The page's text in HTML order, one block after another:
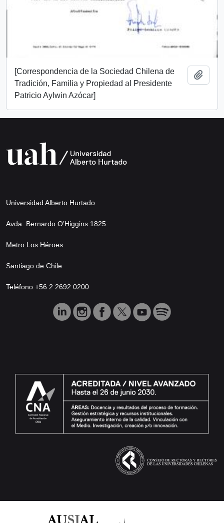
[Correspondencia de la Sociedad Chilena de
Tradición, Familia y Propiedad al Presidente
Patricio Aylwin Azócar]
Universidad Alberto Hurtado
Avda. Bernardo O’Higgins 1825
Metro Los Héroes
Santiago de Chile
Teléfono +56 2 2692 0200